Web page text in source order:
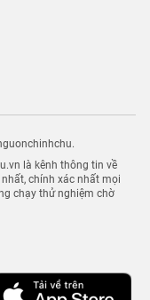
là kênh thông tin về
chính xác nhất mọi
chạy thử nghiệm chờ